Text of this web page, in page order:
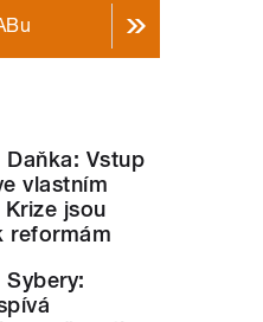
Daňka: Vstup
vlastním
jsou
reformám
Sybery: